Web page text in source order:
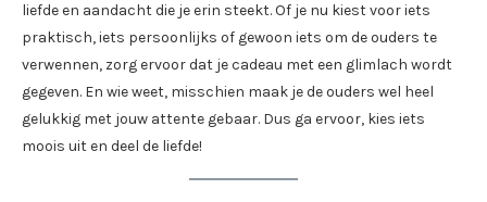
liefde en aandacht die je erin steekt. Of je nu kiest voor iets
praktisch, iets persoonlijks of gewoon iets om de ouders te
verwennen, zorg ervoor dat je cadeau met een glimlach wordt
gegeven. En wie weet, misschien maak je de ouders wel heel
gelukkig met jouw attente gebaar. Dus ga ervoor, kies iets
moois uit en deel de liefde!